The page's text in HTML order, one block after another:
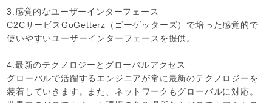
3.感覚的なユーザーインターフェース
C2CサービスGoGetterz（ゴーゲッターズ）で培った感覚的で
使いやすいユーザーインターフェースを提供。
4.最新のテクノロジーとグローバルアクセス
グローバルで活躍するエンジニアが常に最新のテクノロジーを
装着していきます。また、ネットワークもグローバルに対応。